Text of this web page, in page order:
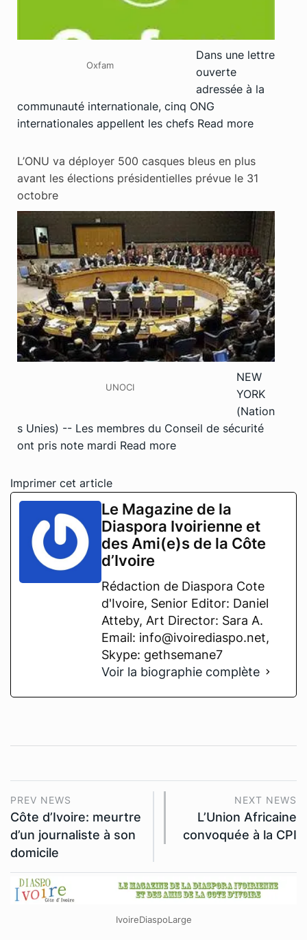
Oxfam
Dans une lettre
ouverte
adressée à la
communauté internationale, cinq ONG
internationales appellent les chefs Read more
L’ONU va déployer 500 casques bleus en plus
avant les élections présidentielles prévue le 31
octobre
UNOCI
NEW
YORK
(Nation
s Unies) -- Les membres du Conseil de sécurité
ont pris note mardi Read more
Imprimer cet article
Le Magazine de la
Diaspora Ivoirienne et
des Ami(e)s de la Côte
d’Ivoire
Rédaction de Diaspora Cote
d'Ivoire, Senior Editor: Daniel
Atteby, Art Director: Sara A.
Email: info@ivoirediaspo.net,
Skype: gethsemane7
Voir la biographie complète
PREV NEWS
Côte d’Ivoire: meurtre
d’un journaliste à son
domicile
NEXT NEWS
L’Union Africaine
convoquée à la CPI
IvoireDiaspoLarge